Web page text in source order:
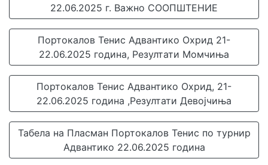
22.06.2025 г. Важно СООПШТЕНИЕ
Портокалов Тенис Адвантико Охрид 21-
22.06.2025 година, Резултати Момчиња
Портокалов Тенис Адвантико Охрид, 21-
22.06.2025 година ,Резултати Девојчиња
Табела на Пласман Портокалов Тенис по турнир
Адвантико 22.06.2025 година